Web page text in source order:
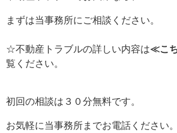
まずは当事務所にご相談ください。
☆不動産トラブルの詳しい内容は≪こ
覧ください。
初回の相談は３０分無料です。
お気軽に当事務所までお電話ください。